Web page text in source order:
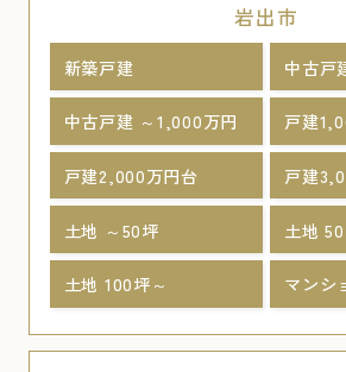
岩出市
新築戸建 中古戸
中古戸建 ～1,000万円 戸建
戸建2,000万円台 戸建
土地 ～50坪 土地
土地 100坪～ マンシ